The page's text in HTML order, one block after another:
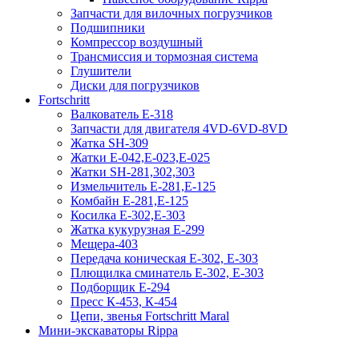
Запчасти для вилочных погрузчиков
Подшипники
Компрессор воздушный
Трансмиссия и тормозная система
Глушители
Диски для погрузчиков
Fortschritt
Валкователь Е-318
Запчасти для двигателя 4VD-6VD-8VD
Жатка SH-309
Жатки Е-042,Е-023,Е-025
Жатки SH-281,302,303
Измельчитель Е-281,Е-125
Комбайн Е-281,Е-125
Косилка Е-302,Е-303
Жатка кукурузная Е-299
Мещера-403
Передача коническая Е-302, Е-303
Плющилка сминатель Е-302, Е-303
Подборщик Е-294
Пресс К-453, К-454
Цепи, звенья Fortschritt Maral
Мини-экскаваторы Rippa